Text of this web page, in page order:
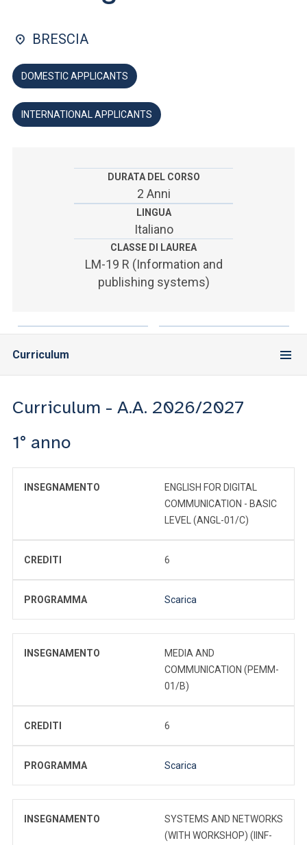
YOU ARE A FACULTY MEMBER OR STAFF MEMBER
ACCEDI A CLOUDMAIL
BRESCIA
DOMESTIC APPLICANTS
INTERNATIONAL APPLICANTS
DURATA DEL CORSO
2 Anni
LINGUA
Italiano
CLASSE DI LAUREA
LM-19 R (Information and
publishing systems)
Curriculum
Curriculum - A.A. 2026/2027
1° anno
INSEGNAMENTO
ENGLISH FOR DIGITAL
COMMUNICATION - BASIC
LEVEL (ANGL-01/C)
CREDITI 6
PROGRAMMA Scarica
INSEGNAMENTO
MEDIA AND
COMMUNICATION (PEMM-
01/B)
CREDITI 6
PROGRAMMA Scarica
INSEGNAMENTO
SYSTEMS AND NETWORKS
(WITH WORKSHOP) (IINF-